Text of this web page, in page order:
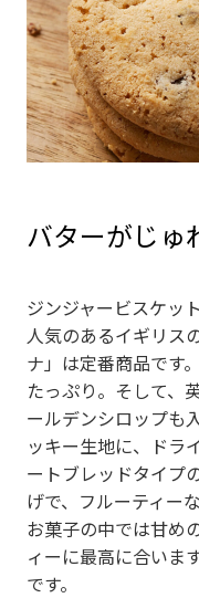
バターがじゅ
ジンジャービスケッ
人気のあるイギリス
ナ」は定番商品です
たっぷり。そして、
ールデンシロップも
ッキー生地に、ドラ
ートブレッドタイプ
げで、フルーティー
お菓子の中では甘め
ィーに最高に合いま
です。